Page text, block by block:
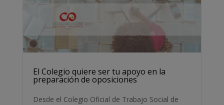
El Colegio quiere ser tu apoyo en la
preparación de oposiciones
Desde el Colegio Oficial de Trabajo Social de